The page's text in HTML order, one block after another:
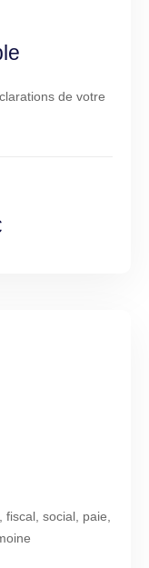
de votre
fiscal, social, paie,